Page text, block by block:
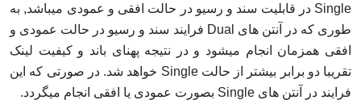
Single در قابليت سند و رسيو در حالت افقى و عمودى میباشد, به
طوری که در آنتن های Dual فرایند سند و رسیو در حالت عمودی و
افقی همزمان انجام میشود و در نتيجه پهناى باند و کيفيت لينک
تقريبا دو برابر بيشتر از حالت Single خواهد شد. در صورتی که این
فرایند در آنتن های Single بصورت عمودی یا افقی انجام میگردد.